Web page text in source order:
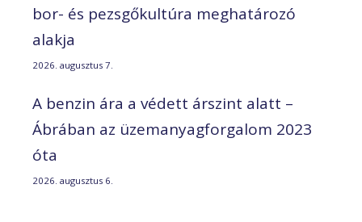
bor- és pezsgőkultúra meghatározó
alakja
2026. augusztus 7.
A benzin ára a védett árszint alatt –
Ábrában az üzemanyagforgalom 2023
óta
2026. augusztus 6.